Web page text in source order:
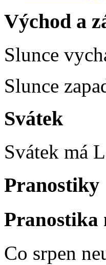
Východ a
Slunce
Slunce
Svátek
Svátek má
Pranostiky
Pranostika
Co srpen